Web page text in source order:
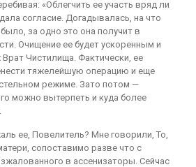
«Облегчить ее участь вряд ли
согласие. Догадывалась, на что
за одно это она получит в
Очищение ее будет ускоренным и
Врат Чистилища. Фактически, ее
тяжелейшую операцию и еще
режиме. Зато потом —
можно вытерпеть и куда более
ее, Повелитель? Мне говорили, То,
сопоставимо разве что с
в ассенизаторы. Сейчас